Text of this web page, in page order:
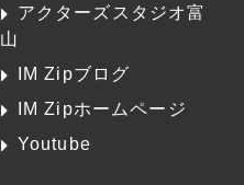
アクターズスタジオ富
山
IM Zipブログ
IM Zipホームページ
Youtube